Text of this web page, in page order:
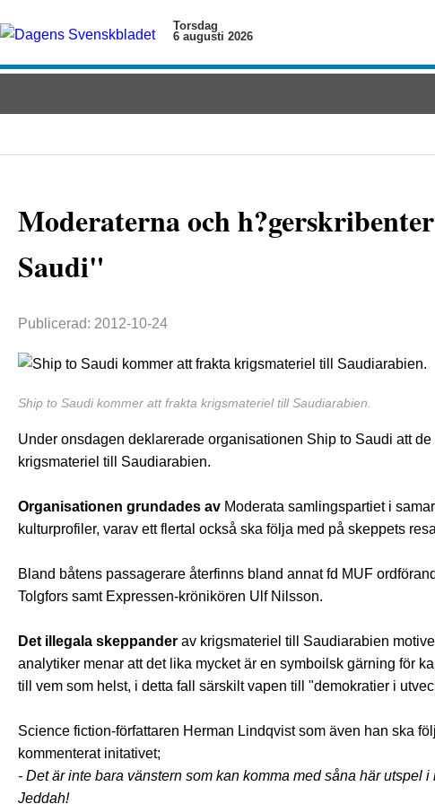
Torsdag
6 augusti 2026
Moderaterna och
Saudi"
Publicerad: 2012-10-24
Ship to Saudi kommer att frakta krigsmateriel till Saudiarabien.
Under onsdagen deklarerade organisationen Ship to Saudi att
krigsmateriel till Saudiarabien.
Organisationen grundades av Moderata samlingspartiet i
kulturprofiler, varav ett flertal också ska följa med på skeppets
Bland båtens passagerare återfinns bland annat fd MUF
Tolgfors samt Expressen-krönikören Ulf Nilsson.
Det illegala skeppander av krigsmateriel till Saudiarabien
analytiker menar att det lika mycket är en symboilsk gärning för
till vem som helst, i detta fall särskilt vapen till "demokratier i
Science fiction-författaren Herman Lindqvist som även han ska
kommenterat initativet;
- Det är inte bara vänstern som kan komma med såna här utspel
Jeddah!